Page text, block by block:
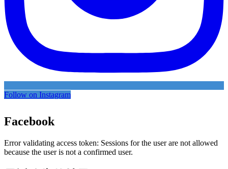
Follow on Instagram
Facebook
Error validating access token: Sessions for the user are not allowed
because the user is not a confirmed user.